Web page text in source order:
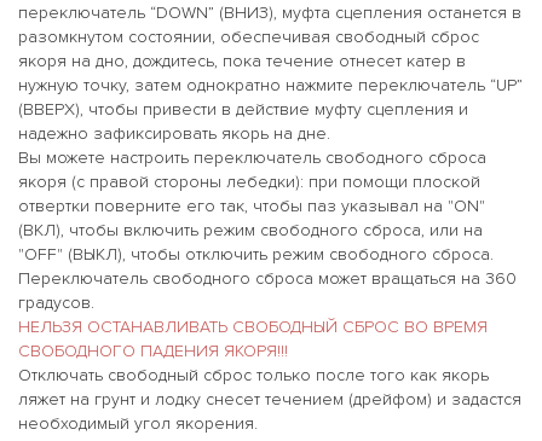
переключатель “DOWN” (ВНИЗ), муфта сцепления останется в
разомкнутом состоянии, обеспечивая свободный сброс
якоря на дно, дождитесь, пока течение отнесет катер в
нужную точку, затем однократно нажмите переключатель “UP”
(ВВЕРХ), чтобы привести в действие муфту сцепления и
надежно зафиксировать якорь на дне.
Вы можете настроить переключатель свободного сброса
якоря (с правой стороны лебедки): при помощи плоской
отвертки поверните его так, чтобы паз указывал на "ON"
(ВКЛ), чтобы включить режим свободного сброса, или на
"OFF" (ВЫКЛ), чтобы отключить режим свободного сброса.
Переключатель свободного сброса может вращаться на 360
градусов.
НЕЛЬЗЯ ОСТАНАВЛИВАТЬ СВОБОДНЫЙ СБРОС ВО ВРЕМЯ
СВОБОДНОГО ПАДЕНИЯ ЯКОРЯ!!!
Отключать свободный сброс только после того как якорь
ляжет на грунт и лодку снесет течением (дрейфом) и задастся
необходимый угол якорения.